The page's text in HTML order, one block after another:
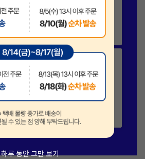
하루 동안 그만 보기